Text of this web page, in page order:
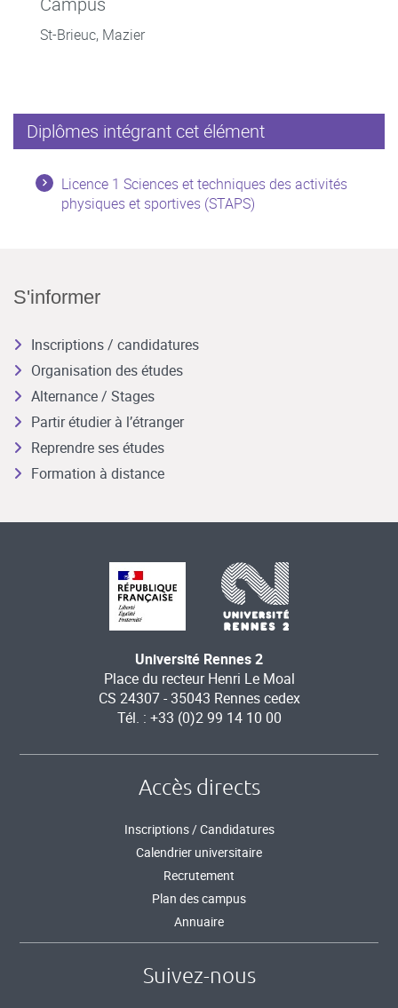
St-Brieuc, Mazier
Diplômes intégrant cet élément
Licence 1 Sciences et techniques des activités
physiques et sportives (STAPS)
S'informer
Inscriptions / candidatures
Organisation des études
Alternance / Stages
Partir étudier à l’étranger
Reprendre ses études
Formation à distance
Université Rennes 2
Place du recteur Henri Le Moal
CS 24307 - 35043 Rennes cedex
Tél. : +33 (0)2 99 14 10 00
Accès directs
Inscriptions / Candidatures
Calendrier universitaire
Recrutement
Plan des campus
Annuaire
Suivez-nous